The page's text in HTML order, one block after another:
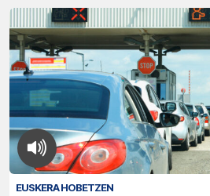
EUSKERA HOBETZEN